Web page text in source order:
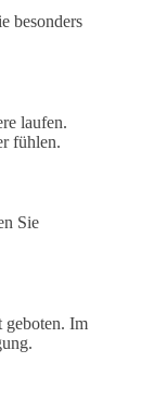
besonders
laufen.
fühlen.
Sie
geboten. Im